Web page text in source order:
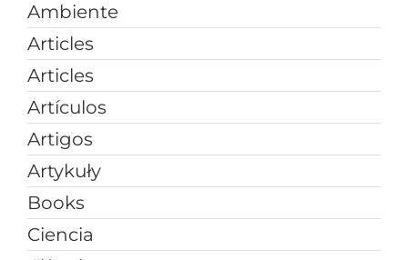
Ambiente
Articles
Articles
Artículos
Artigos
Artykuły
Books
Ciencia